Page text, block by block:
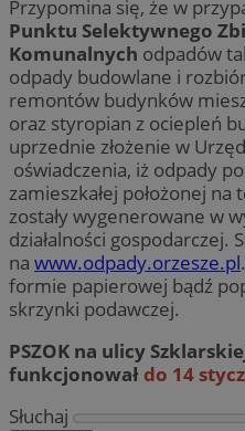
Przypomina się, że w
Punktu Selektywnego
Komunalnych odpadów
odpady budowlane i
remontów budynków
oraz styropian z ociepleń
uprzednie złożenie w
oświadczenia, iż odpady
zamieszkałej położonej
zostały wygenerowane w
działalności gospodarczej.
na www.odpady.orzesze.pl
formie papierowej bądź
skrzynki podawczej.
PSZOK na ulicy
funkcjonował do 14
Słuchaj